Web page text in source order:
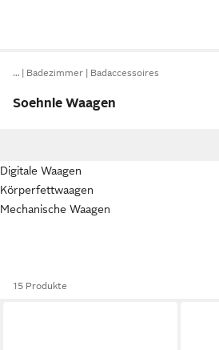
… Badezimmer Badaccessoires
Soehnle Waagen
Digitale Waagen
Körperfettwaagen
Mechanische Waagen
15 Produkte